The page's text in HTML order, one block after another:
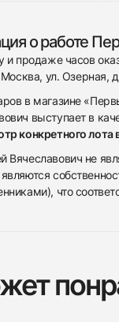
о работе
и продаже часов
ул. Озерная,
в магазине
выступает в
конкретного лота
Вячеславович не
что